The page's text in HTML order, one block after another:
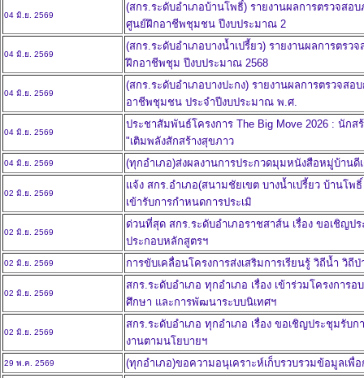
04 มิ.ย. 2569
(สกร.ระดับอำเภอบ้านโพธิ์) รายงานผลการตรวจสอ
ศูนย์ฝึกอาชีพชุมชน ปีงบประมาณ 2
04 มิ.ย. 2569
(สกร.ระดับอำเภอบางน้ำเปรี้ยว) รายงานผลการตรว
ฝึกอาชีพชุม ปีงบประมาณ 2568
04 มิ.ย. 2569
(สกร.ระดับอำเภอบางปะกง) รายงานผลการตรวจสอ
อาชีพชุมชน ประจำปีงบประมาณ พ.ศ.
04 มิ.ย. 2569
ประชาสัมพันธ์โครงการ The Big Move 2026 : นักส
"เติมพลังสักสร้างสุขภาว
04 มิ.ย. 2569 (ทุกอำเภอ)ส่งผลงานการประกวดมุมหนังสือหมู่บ้าน
02 มิ.ย. 2569
แจ้ง สกร.อำเภอ(สนามชัยเขต บางน้ำเปรี้ยว บ้านโพ
เข้ารับการกำหนดการประเมิ
02 มิ.ย. 2569
ด่วนที่สุด สกร.ระดับอำเภอราชสาส์น เรื่อง ขอเชิญป
ประกอบหลักสูตรฯ
02 มิ.ย. 2569 การขับเคลื่อนโครงการส่งเสริมการเรียนรู้ วิถีน้ำ วิถีป่
02 มิ.ย. 2569
สกร.ระดับอำเภอ ทุกอำเภอ เรื่อง เข้าร่วมโครงกา
ศึกษา และการพัฒนาระบบนิเทศฯ
02 มิ.ย. 2569
สกร.ระดับอำเภอ ทุกอำเภอ เรื่อง ขอเชิญประชุมรับ
งานตามนโยบายฯ
29 พ.ค. 2569 (ทุกอำเภอ)ขอความอนุเคราะห์เก็บรวบรวมข้อมูลเพื่อ